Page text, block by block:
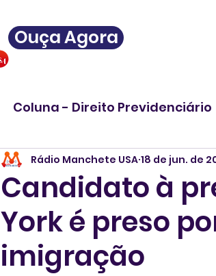
Ouça Agora
Coluna - Direito Previdenciário
Candidato à
York é preso
imigração
Rádio Manchete USA 18 de jun. de